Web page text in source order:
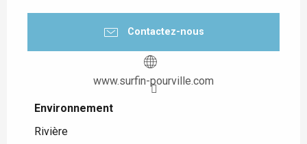
Contactez-nous
www.surfin-pourville.com
Environnement
Environnement
Rivière